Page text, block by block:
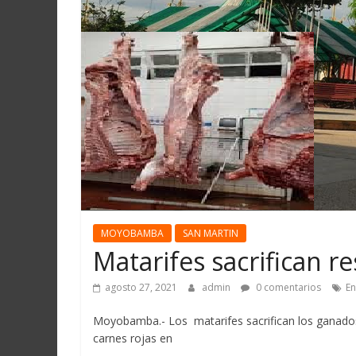
Martín
y
Loreto
MOYOBAMBA SAN MARTIN
Matarifes sacrifican
agosto 27, 2021 admin 0 comentarios
Moyobamba.- Los matarifes sacrifican los
carnes rojas en